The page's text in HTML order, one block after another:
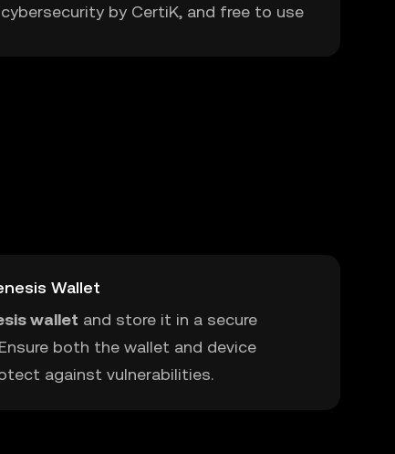
by CertiK, and free to use
Wallet
wallet and store it in a secure
both the wallet and device
against vulnerabilities.